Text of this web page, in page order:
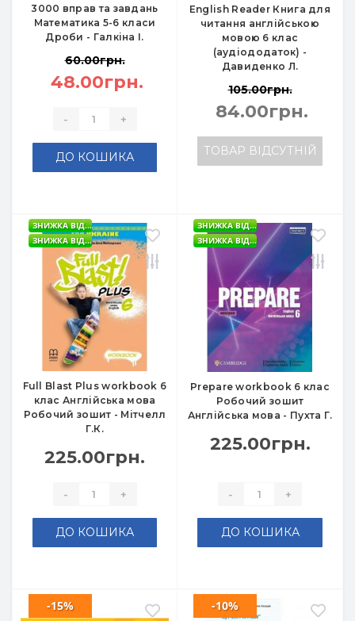
3000 вправ та завдань
Математика 5-6 класи
Дроби - Галкіна І.
60.00грн.
48.00грн.
- +
ДО КОШИКА
English Reader Книга для
читання англійською
мовою 6 клас
(аудіододаток) -
Давиденко Л.
105.00грн.
84.00грн.
ТОВАР ВІДСУТНІЙ
Full Blast Plus workbook 6
клас Англійська мова
Робочий зошит - Мітчелл
Г.К.
ЗНИЖКА ВІД...
ЗНИЖКА ВІД...
225.00грн.
- +
ДО КОШИКА
Prepare workbook 6 клас
Робочий зошит
Англійська мова - Пухта Г.
ЗНИЖКА ВІД...
ЗНИЖКА ВІД...
225.00грн.
- +
ДО КОШИКА
-15% -10%